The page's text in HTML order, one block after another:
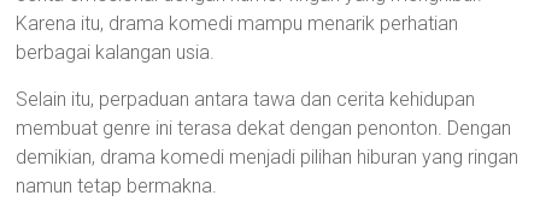
Karena itu, drama komedi mampu menarik perhatian
berbagai kalangan usia.
Selain itu, perpaduan antara tawa dan cerita kehidupan
membuat genre ini terasa dekat dengan penonton. Dengan
demikian, drama komedi menjadi pilihan hiburan yang ringan
namun tetap bermakna.